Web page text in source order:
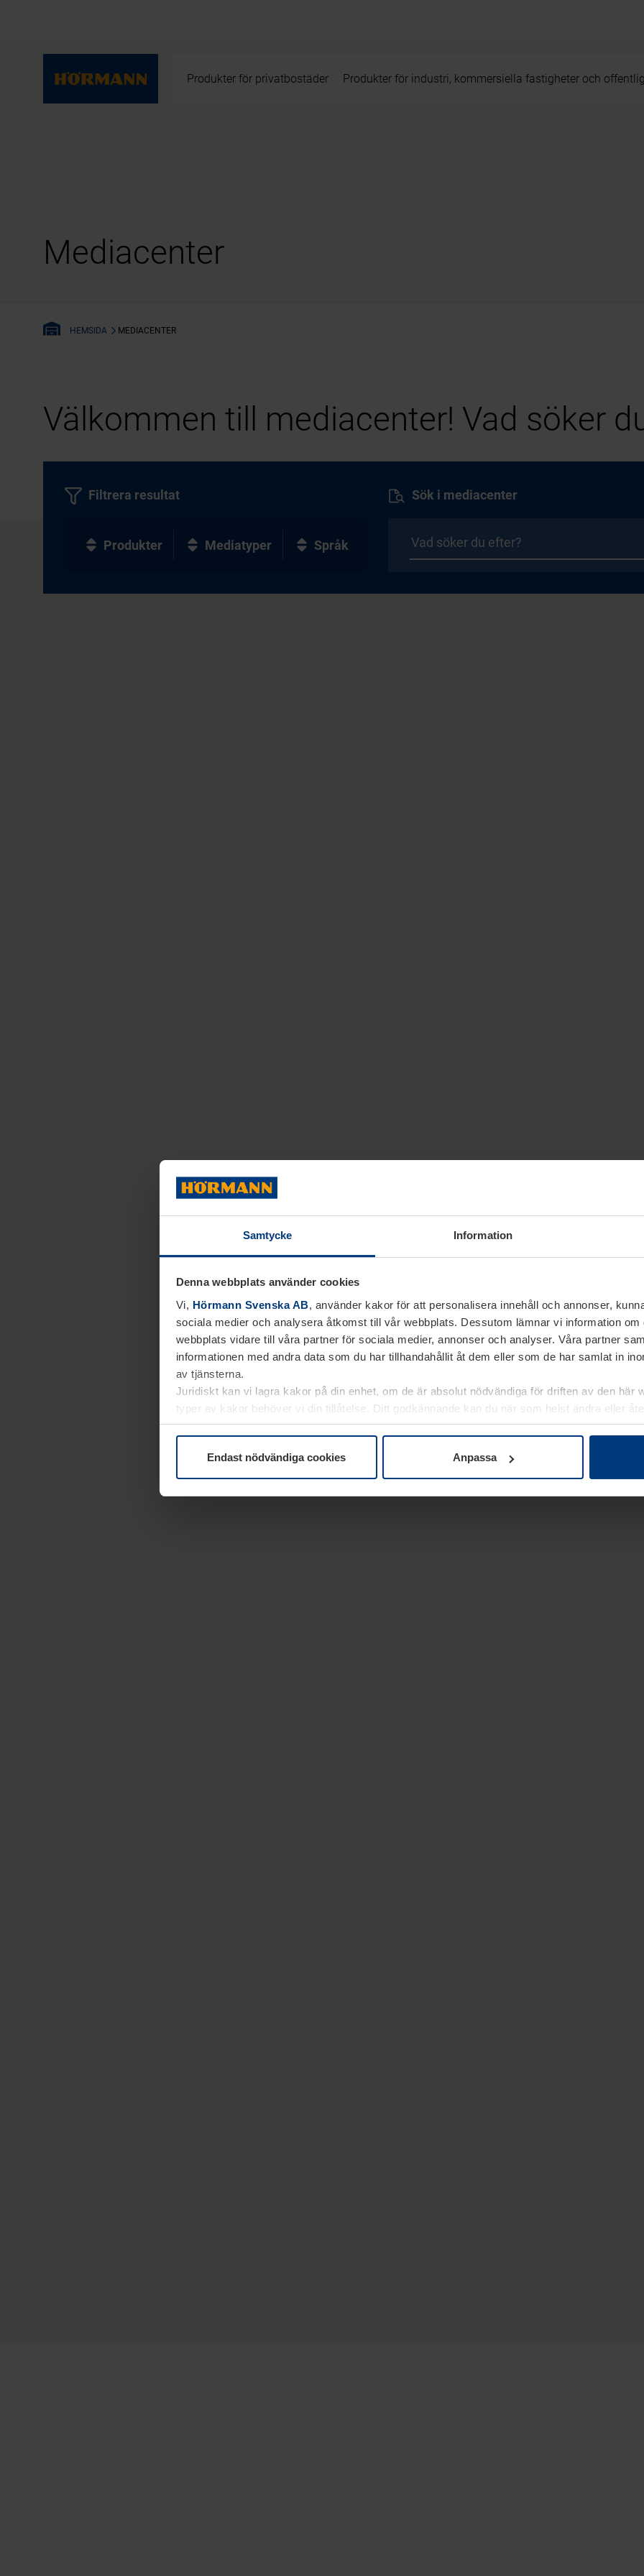
Samtycke Information
Denna webbplats använder cookies
Vi, Hörmann Svenska AB, använder kakor för att personalisera innehåll och annonser,
sociala medier och analysera åtkomst till vår webbplats. Dessutom lämnar vi information om
webbplats vidare till våra partner för sociala medier, annonser och analyser. Våra partner
informationen med andra data som du har tillhandahållit åt dem eller som de har samlat in
av tjänsterna.
Juridiskt kan vi lagra kakor på din enhet, om de är absolut nödvändiga för driften av den här
typer av kakor behöver vi din tillåtelse. Ditt godkännande kan du när som helst ändra eller
kakor underDataskyddsförklaringpå vår webbplats.
Endast nödvändiga cookies Anpassa
Produkter för privatbostäder Produkter för industri, kommersiella fastigheter och
Mediacenter
HEMSIDA MEDIACENTER
Välkommen till mediacenter! Vad söker
Sök i mediacenter
Filtrera resultat
Produkter Mediatyper Språk